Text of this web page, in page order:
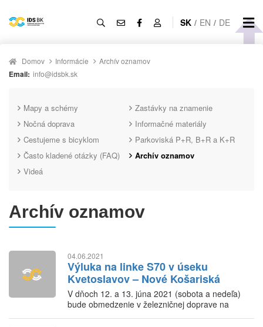
SK / EN / DE
Domov Informácie Archív oznamov
Email: info@idsbk.sk
Mapy a schémy
Zastávky na znamenie
Nočná doprava
Informačné materiály
Cestujeme s bicyklom
Parkoviská P+R, B+R a K+R
Často kladené otázky (FAQ)
Archív oznamov
Videá
Archív oznamov
04.06.2021
Výluka na linke S70 v úseku
Kvetoslavov – Nové Košariská
V dňoch 12. a 13. júna 2021 (sobota a nedeľa)
bude obmedzenie v železničnej doprave na